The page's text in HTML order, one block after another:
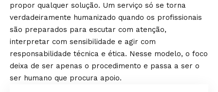
propor qualquer solução. Um serviço só se torna
verdadeiramente humanizado quando os profissionais
são preparados para escutar com atenção,
interpretar com sensibilidade e agir com
responsabilidade técnica e ética. Nesse modelo, o foco
deixa de ser apenas o procedimento e passa a ser o
ser humano que procura apoio.